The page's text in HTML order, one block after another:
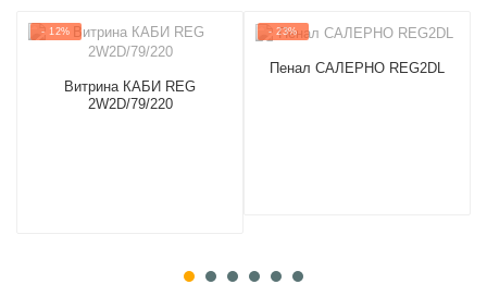
- 12%
Витрина КАБИ REG
2W2D/79/220
- 23%
Пенал САЛЕРНО REG2DL